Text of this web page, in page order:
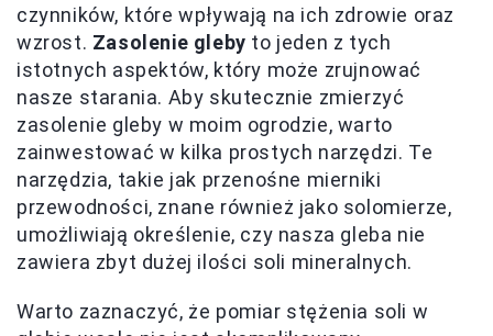
czynników, które wpływają na ich zdrowie oraz
wzrost. Zasolenie gleby to jeden z tych
istotnych aspektów, który może zrujnować
nasze starania. Aby skutecznie zmierzyć
zasolenie gleby w moim ogrodzie, warto
zainwestować w kilka prostych narzędzi. Te
narzędzia, takie jak przenośne mierniki
przewodności, znane również jako solomierze,
umożliwiają określenie, czy nasza gleba nie
zawiera zbyt dużej ilości soli mineralnych.
Warto zaznaczyć, że pomiar stężenia soli w